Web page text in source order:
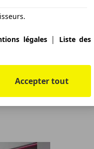
légales|
Liste des
Accepter tout